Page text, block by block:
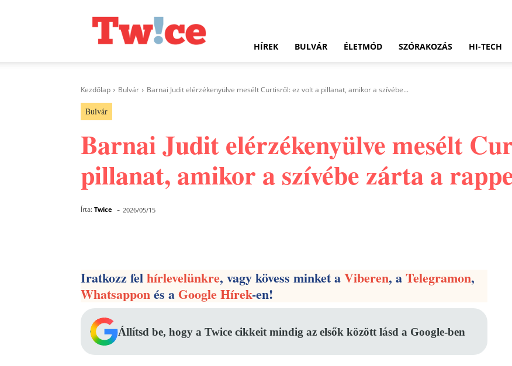
HÍREK BULVÁR ÉLETMÓD SZÓRAKOZÁS HI-TECH
Kezdőlap Bulvár Barnai Judit elérzékenyülve mesélt Curtisről: ez volt a pillanat, amikor a szívébe...
Bulvár
Barnai Judit elérzékenyülve mesélt
pillanat, amikor a szívébe zárta a
Írta: Twice - 2026/05/15
Iratkozz felhírlevelünkre, vagy kövess minket aViberen, aTelegramon,
Whatsapponés aGoogle Hírek-en!
Állítsd be, hogy a Twice cikkeit mindig az elsők között lásd a Google-ben